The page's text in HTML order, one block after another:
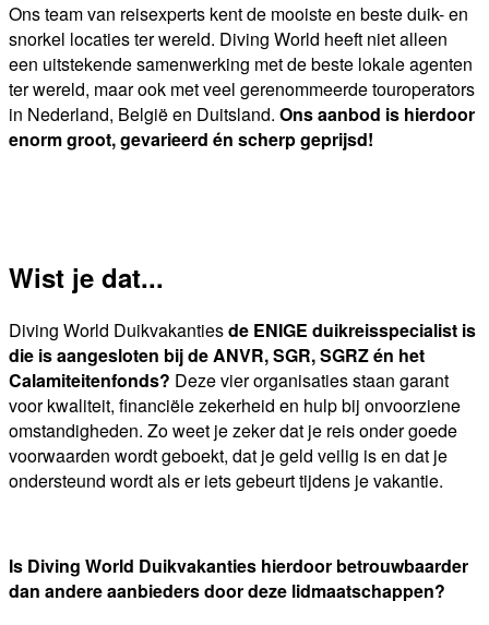
Ons team van reisexperts kent de mooiste en beste duik- en
snorkel locaties ter wereld. Diving World heeft niet alleen
een uitstekende samenwerking met de beste lokale agenten
ter wereld, maar ook met veel gerenommeerde touroperators
in Nederland, België en Duitsland. Ons aanbod is hierdoor
enorm groot, gevarieerd én scherp geprijsd!
Wist je dat...
Diving World Duikvakantiesde ENIGE duikreisspecialist is
die is aangesloten bij de ANVR, SGR, SGRZ én het
Calamiteitenfonds? Deze vier organisaties staan garant
voor kwaliteit, financiële zekerheid en hulp bij onvoorziene
omstandigheden. Zo weet je zeker dat je reis onder goede
voorwaarden wordt geboekt, dat je geld veilig is en dat je
ondersteund wordt als er iets gebeurt tijdens je vakantie.
Is Diving World Duikvakanties hierdoor betrouwbaarder
dan andere aanbieders door deze lidmaatschappen?